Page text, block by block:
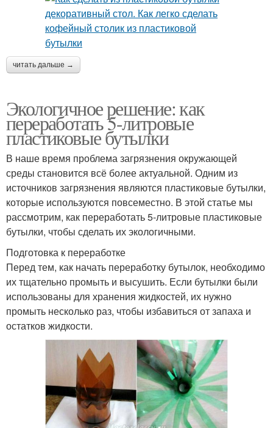
читать дальше →
Экологичное решение: как
переработать 5-литровые
пластиковые бутылки
В наше время проблема загрязнения окружающей
среды становится всё более актуальной. Одним из
источников загрязнения являются пластиковые бутылки,
которые используются повсеместно. В этой статье мы
рассмотрим, как переработать 5-литровые пластиковые
бутылки, чтобы сделать их экологичными.
Подготовка к переработке
Перед тем, как начать переработку бутылок, необходимо
их тщательно промыть и высушить. Если бутылки были
использованы для хранения жидкостей, их нужно
промыть несколько раз, чтобы избавиться от запаха и
остатков жидкости.